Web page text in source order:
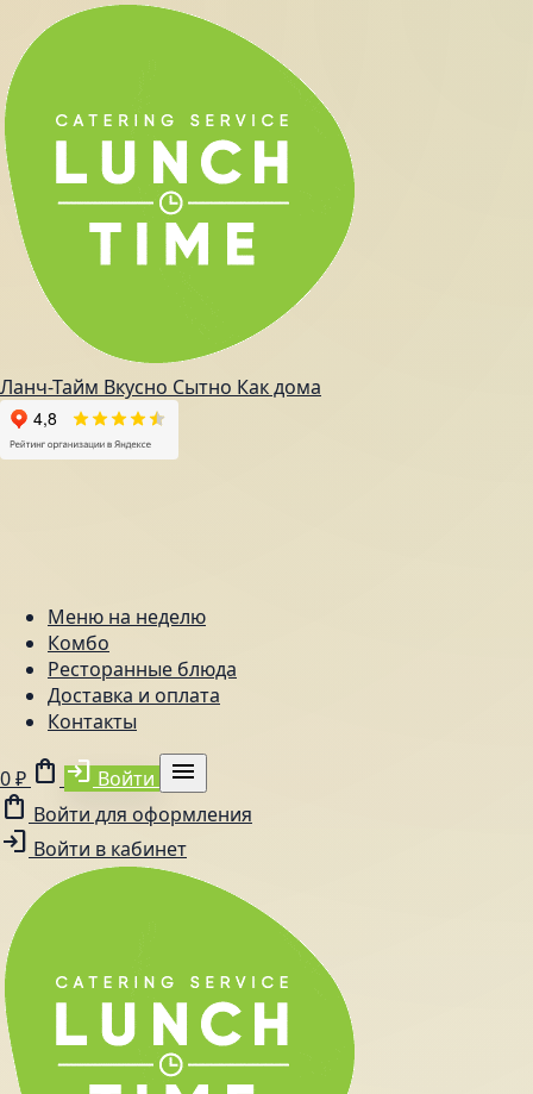
Ланч-Тайм Вкусно Сытно Как дома
Меню на неделю
Комбо
Ресторанные блюда
Доставка и оплата
Контакты
0 ₽ shopping_bag login Войти
menu
shopping_bag Войти для оформления
login Войти в кабинет